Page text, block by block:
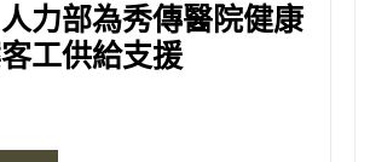
力部為秀傳醫院健康
工供給支援